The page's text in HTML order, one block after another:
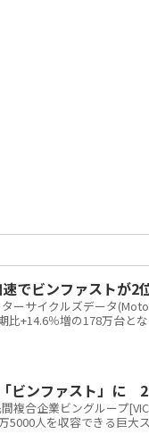
でビンファストが2
ーサイクルズデータ
比+14.6％増の178万台
ビンファスト」に
複合企業ビングループ
5000人を収容できる巨大